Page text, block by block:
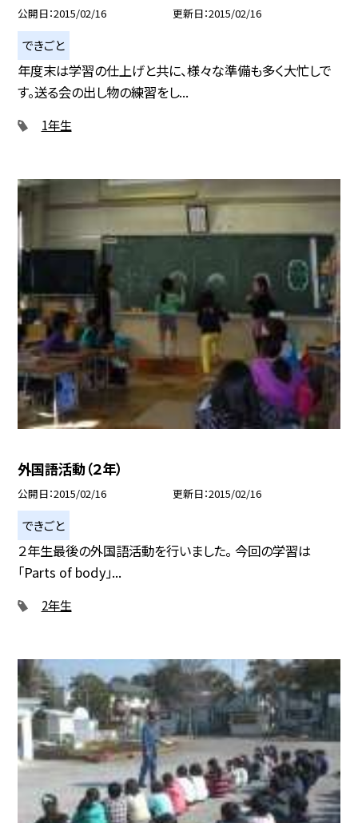
公開日 2015/02/16 更新日 2015/02/16
できごと
年度末は学習の仕上げと共に、様々な準備も多く大忙しで
す。送る会の出し物の練習をし...
1年生
外国語活動（２年）
公開日 2015/02/16 更新日 2015/02/16
できごと
２年生最後の外国語活動を行いました。 今回の学習は
「Parts of body」...
2年生